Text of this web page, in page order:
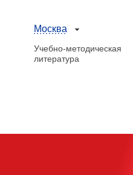
Москва
Учебно-методическая
литература